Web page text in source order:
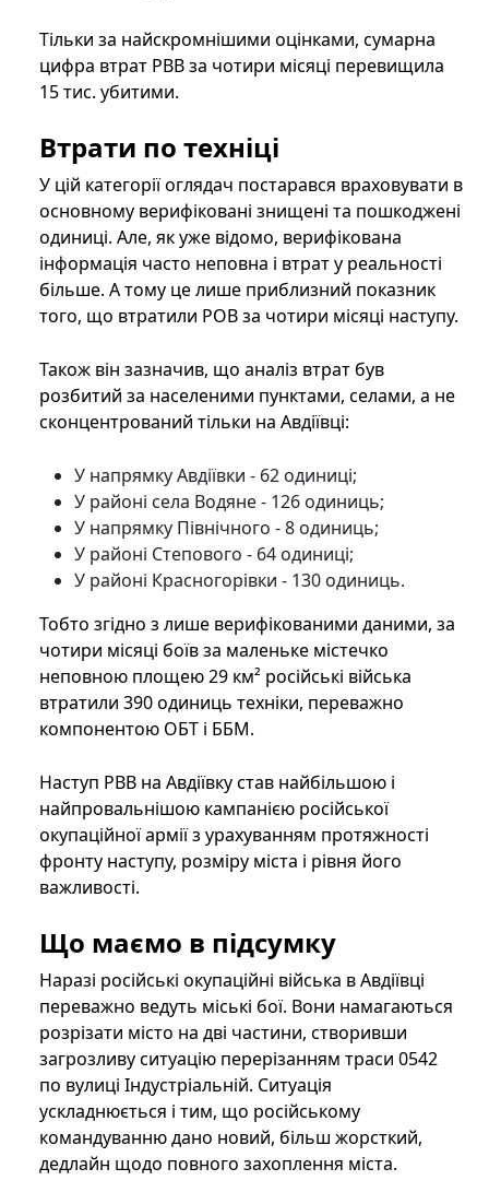
Тільки за найскромнішими оцінками, сумарна
цифра втрат РВВ за чотири місяці перевищила
15 тис. убитими.
Втрати по техніці
У цій категорії оглядач постарався враховувати в
основному верифіковані знищені та пошкоджені
одиниці. Але, як уже відомо, верифікована
інформація часто неповна і втрат у реальності
більше. А тому це лише приблизний показник
того, що втратили РОВ за чотири місяці наступу.
Також він зазначив, що аналіз втрат був
розбитий за населеними пунктами, селами, а не
сконцентрований тільки на Авдіївці:
У напрямку Авдіївки - 62 одиниці;
У районі села Водяне - 126 одиниць;
У напрямку Північного - 8 одиниць;
У районі Степового - 64 одиниці;
У районі Красногорівки - 130 одиниць.
Тобто згідно з лише верифікованими даними, за
чотири місяці боїв за маленьке містечко
неповною площею 29 км² російські війська
втратили 390 одиниць техніки, переважно
компонентою ОБТ і ББМ.
Наступ РВВ на Авдіївку став найбільшою і
найпровальнішою кампанією російської
окупаційної армії з урахуванням протяжності
фронту наступу, розміру міста і рівня його
важливості.
Що маємо в підсумку
Наразі російські окупаційні війська в Авдіївці
переважно ведуть міські бої. Вони намагаються
розрізати місто на дві частини, створивши
загрозливу ситуацію перерізанням траси 0542
по вулиці Індустріальній. Ситуація
ускладнюється і тим, що російському
командуванню дано новий, більш жорсткий,
дедлайн щодо повного захоплення міста.